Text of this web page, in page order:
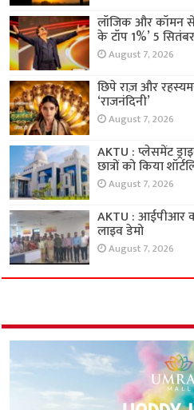
लॉजिक और कॉमन
के टॉप 1%’ 5
August 7, 2026
छिपे राज़ और
‘राजनंदिनी’
August 7, 2026
AKTU : प्लेसमेंट
छात्रों को किया
August 7, 2026
AKTU : आईपीआर
लाइव डेमो
August 7, 2026